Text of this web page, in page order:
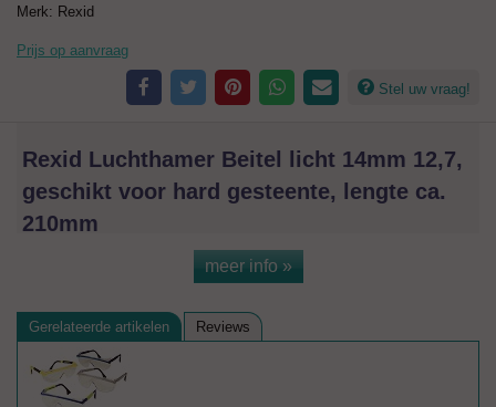
Merk: Rexid
Prijs op aanvraag
Stel uw vraag!
Rexid Luchthamer Beitel licht 14mm 12,7,
geschikt voor hard gesteente, lengte ca.
210mm
meer info »
Gerelateerde artikelen Reviews